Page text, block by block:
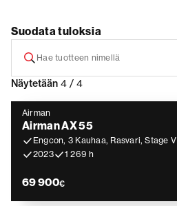
Suodata tuloksia
Näytetään 4 / 4
Airman
Airman AX 55
Engcon, 3 Kauhaa, Rasvari, Stage V
2023
1 269 h
69 900€